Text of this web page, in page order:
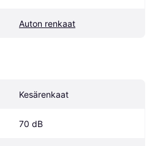
Auton renkaat
Kesärenkaat
70 dB